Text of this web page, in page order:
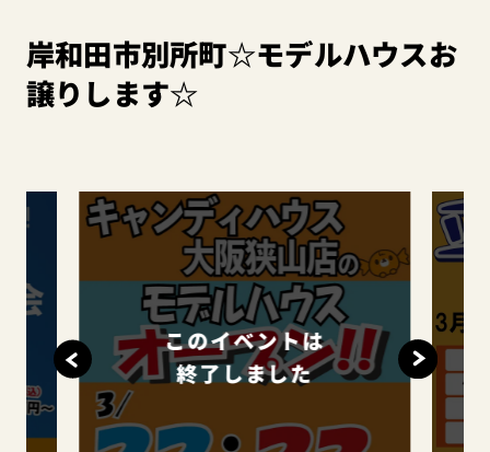
岸和田市別所町☆モデルハウスお
譲りします☆
このイベントは
終了しました